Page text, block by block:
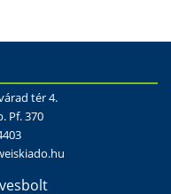
tér 4.
Pf. 370